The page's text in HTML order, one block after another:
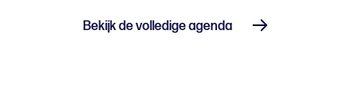
Bekijk de volledige agenda